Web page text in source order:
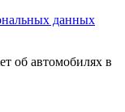
данных
об автомобилях в